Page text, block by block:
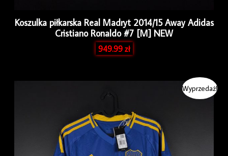
Koszulka piłkarska Real Madryt 2014/15 Away Adidas
Cristiano Ronaldo #7 [M] NEW
949.99zł
Wyprzedaż!
349.99 zł.319.99 zł.